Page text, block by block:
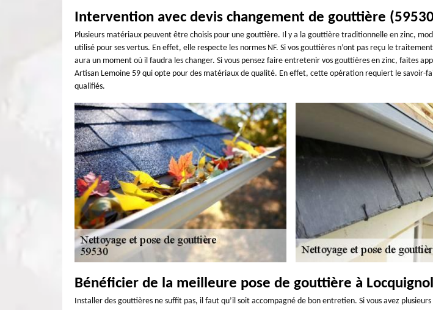
Intervention avec devis changement de gouttière
Plusieurs matériaux peuvent être choisis pour une gouttière. Il y a la gouttière traditionnelle en zinc,
utilisé pour ses vertus. En effet, elle respecte les normes NF. Si vos gouttières n’ont pas reçu le
aura un moment où il faudra les changer. Si vous pensez faire entretenir vos gouttières en zinc, faites
Artisan Lemoine 59 qui opte pour des matériaux de qualité. En effet, cette opération requiert le savoir-
qualifiés.
Bénéficier de la meilleure pose de gouttière à Locquignol
Installer des gouttières ne suffit pas, il faut qu’il soit accompagné de bon entretien. Si vous avez